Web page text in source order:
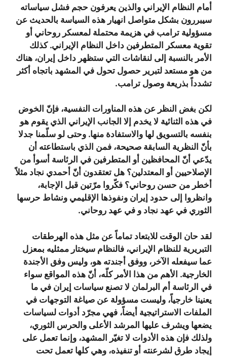
أمام النظام الإيراني والذين يعرفون حجم فشل سياساته
سيبررون بشكل متواصل انهيار هذه السياسة بالحديث عن
مسؤولية ترامب في هزيمة محتملة لمعسكر روحاني أو
تقوية معسكر المتطرفين داخل النظام الإيراني. كذلك
الأمر بالنسبة إلى لنقاشات التي ستظهر داخل إيران، هناك
من هو مستعد لتبرير حصول تحول في المشهد باتجاه أكثر
تشدداً بذريعة وصول ترامب.
لكن بغض النظر عن هذه المناورات النفسية، فإنّ الخوض
في هذه الثنائية لا يخدم إلا الجانب الإيراني الذي يقوم هو
بنفسه بالتسويق لها والاستفادة منها. وحتى لو سلّمنا جدلا
بأنّ النظرية السابقة صحيحة، فمن الذي باستطاعته أن
يدّعي أنّ المحافظين أو المتطرفين في الرئاسة أسوأ من
الإصلاحيين أو المعتدلين؟ هل تعتقدون أنّ أحمدي نجاد مثلاً
أخطر من حسن روحاني؟ فكّروا مرّتين قبل الإجابة،
وانظروا إلى حدود إيران ونفوذها الإقليمي ونشاط حرسها
الثوري في عهد نجاد و في عهد روحاني.
لقد حان الوقت للابتعاد تماماً عن مثل هذه الهرطقات
التبريرية للنظام الإيراني، فالنظام سيختار ممثليه بمعزل
عما سيفعله الآخر، ووفق أجندته هو، وليس وفق الأجندة
الخارجية. الأهم من هذا الأمر كلّه، أنّ هذه المواقع سواء
في الرئاسة أم البرلمان لا تصنع سياسات إيران في ما
يعنينا خارجياً، وليست مسؤولة عن صياغة التوجهات في
الملفات الاستراتيجية أيضاً، فهي مجرّد أدوات لسياسات
يضعها ويشرف عليها المرشد الأعلى والحرس الثوري،
ولذلك فإن هذه الأدوات لا تغيّر المشهد، وإنما تعمل على
إيجاد طرق لشرعنته أو تنفيذه، وهي كلها تعمل تحت